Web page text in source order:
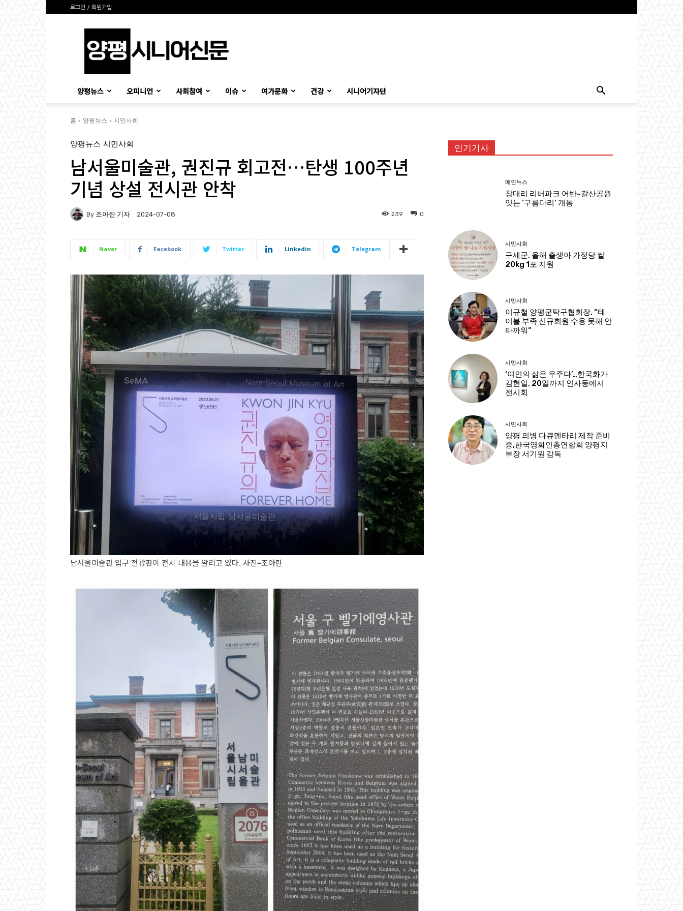
로그인 / 회원가입
시
양평뉴스 오피니언 사회참여 이슈 여가문화 건강 시니어기자단
홈 양평뉴스 시민사회
양평뉴스 시민사회
남서울미술관, 권진규 회고전…탄생 100주년
기념 상설 전시관 안착
By 조아란 기자 2024-07-08 0
239
Naver Facebook Twitter Linkedin Telegram
남서울미술관 입구 전광판이 전시 내용을 알리고 있다. 사진=조아란
인기기사
메인뉴스
창대리 리버파크 어반~갈산공원
잇는 ‘구름다리’ 개통
시민사회
구세군, 올해 출생아 가정당 쌀
20kg 1포 지원
시민사회
이규철 양평군탁구협회장, “테
이블 부족 신규회원 수용 못해 안
타까워”
시민사회
‘여인의 삶은 우주다’…한국화가
김현일, 20일까지 인사동에서
전시회
시민사회
양평 의병 다큐멘타리 제작 준비
중,한국영화인총연합회 양평지
부장 서기원 감독